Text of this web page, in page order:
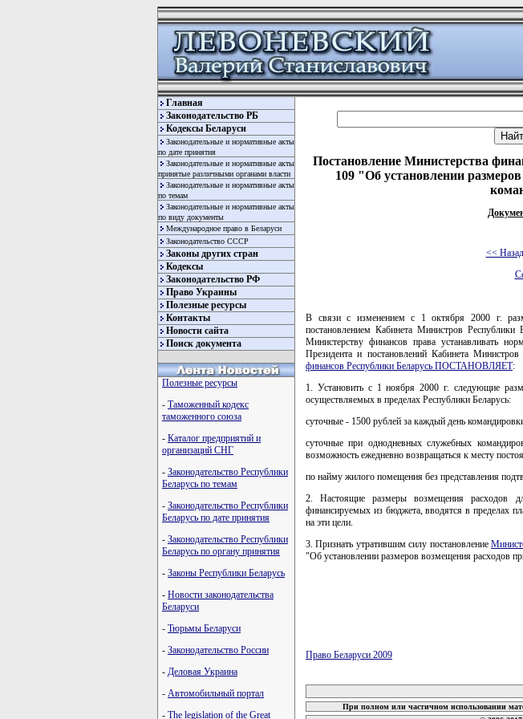
Главная
Законодательство РБ
Кодексы Беларуси
Законодательные и нормативные акты
по дате принятия
Законодательные и нормативные акты
принятые различными органами власти
Законодательные и нормативные акты
по темам
Законодательные и нормативные акты
по виду документы
Международное право в Беларуси
Законодательство СССР
Законы других стран
Кодексы
Законодательство РФ
Право Украины
Полезные ресурсы
Контакты
Новости сайта
Поиск документа
Полезные ресурсы
- Таможенный кодекс
таможенного союза
- Каталог предприятий и
организаций СНГ
- Законодательство Республики
Беларусь по темам
- Законодательство Республики
Беларусь по дате принятия
- Законодательство Республики
Беларусь по органу принятия
- Законы Республики Беларусь
- Новости законодательства
Беларуси
- Тюрьмы Беларуси
- Законодательство России
- Деловая Украина
- Автомобильный портал
- The legislation of the Great
Постановление Министерства
109 "Об установлении
<< Назад
В связи с изменением с 1 октября 2000 г.
постановлением Кабинета Министров
Министерству финансов права устанавливать
Президента и постановлений Кабинета
финансов Республики Беларусь ПОСТАНОВЛЯЕТ:
1. Установить с 1 ноября 2000 г. следующие
осуществляемых в пределах Республики Беларусь:
суточные - 1500 рублей за каждый день
суточные при однодневных служебных
возможность ежедневно возвращаться к месту
по найму жилого помещения без представления
2. Настоящие размеры возмещения расходов
финансируемых из бюджета, вводятся в пределах
на эти цели.
3. Признать утратившим силу постановление
"Об установлении размеров возмещения расходов
Право Беларуси 2009
При полном или частичном использовании